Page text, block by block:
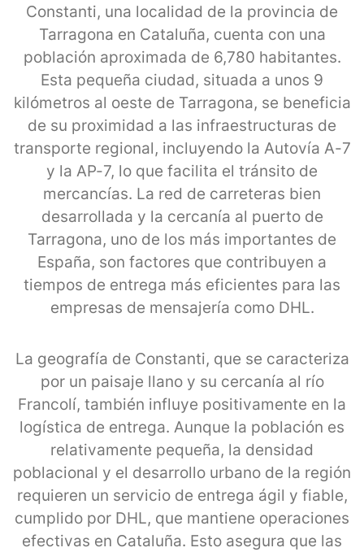
Constanti, una localidad de la provincia de
Tarragona en Cataluña, cuenta con una
población aproximada de 6,780 habitantes.
Esta pequeña ciudad, situada a unos 9
kilómetros al oeste de Tarragona, se beneficia
de su proximidad a las infraestructuras de
transporte regional, incluyendo la Autovía A-7
y la AP-7, lo que facilita el tránsito de
mercancías. La red de carreteras bien
desarrollada y la cercanía al puerto de
Tarragona, uno de los más importantes de
España, son factores que contribuyen a
tiempos de entrega más eficientes para las
empresas de mensajería como DHL.
La geografía de Constanti, que se caracteriza
por un paisaje llano y su cercanía al río
Francolí, también influye positivamente en la
logística de entrega. Aunque la población es
relativamente pequeña, la densidad
poblacional y el desarrollo urbano de la región
requieren un servicio de entrega ágil y fiable,
cumplido por DHL, que mantiene operaciones
efectivas en Cataluña. Esto asegura que las